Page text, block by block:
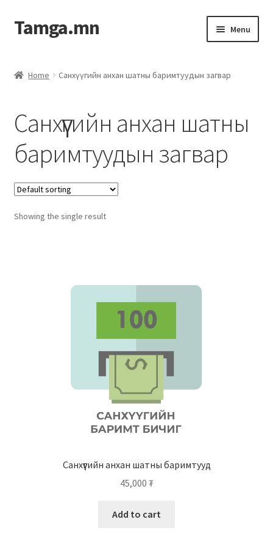
Tamga.mn Menu
Гэрээний загвар
Ажил гүйцэтгэх гэрээ
Дотоод журмын багц
Журмууд​
Нягтлан бодох бүртгэл
Санхүүгийн анхан шатны баримтуудын загвар
Түрээсийн гэрээ
Хөдөлмөрийн багц баримт
Шүүхэд нэхэмжлэл гаргах загварууд
Home Санхүүгийн анхан шатны баримтуудын загвар
Санхүүгийн анхан шатны
баримтуудын загвар
Showing the single result
Санхүүгийн анхан шатны баримтууд
45,000 ₮
Add to cart